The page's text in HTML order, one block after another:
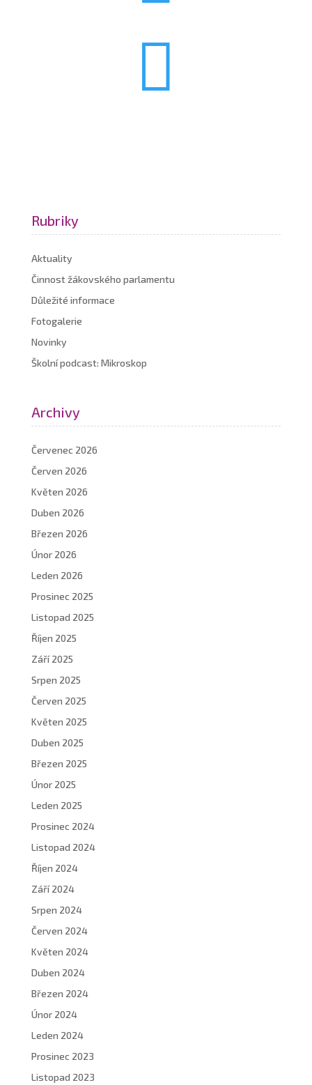

Rubriky
Aktuality
Činnost žákovského parlamentu
Důležité informace
Fotogalerie
Novinky
Školní podcast: Mikroskop
Archivy
Červenec 2026
Červen 2026
Květen 2026
Duben 2026
Březen 2026
Únor 2026
Leden 2026
Prosinec 2025
Listopad 2025
Říjen 2025
Září 2025
Srpen 2025
Červen 2025
Květen 2025
Duben 2025
Březen 2025
Únor 2025
Leden 2025
Prosinec 2024
Listopad 2024
Říjen 2024
Září 2024
Srpen 2024
Červen 2024
Květen 2024
Duben 2024
Březen 2024
Únor 2024
Leden 2024
Prosinec 2023
Listopad 2023